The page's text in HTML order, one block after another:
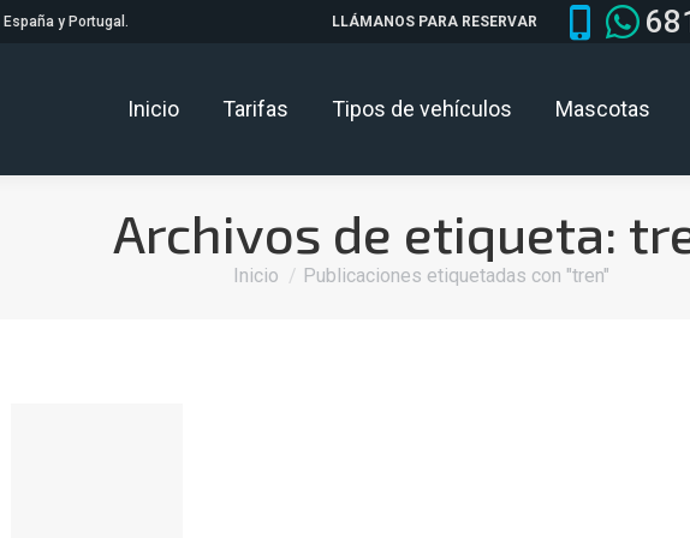
y Portugal. LLÁMANOS PARA RESERVAR
Inicio Tarifas Tipos de vehículos Mascotas
Archivos de etiqueta:
Estás aquí:
Inicio Publicaciones etiquetadas con "tren"